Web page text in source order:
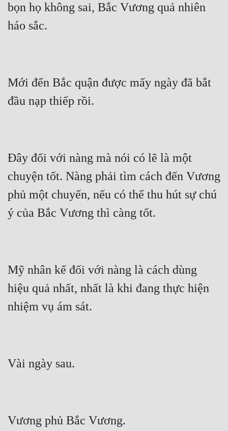
bọn họ không sai, Bắc Vương quả nhiên
Mới đến Bắc quận được mấy ngày đã bắt
Đây đối với nàng mà nói có lẽ là một
chuyện tốt. Nàng phải tìm cách đến Vương
phủ một chuyến, nếu có thể thu hút sự chú
Mỹ nhân kế đối với nàng là cách dùng
hiệu quả nhất, nhất là khi đang thực hiện